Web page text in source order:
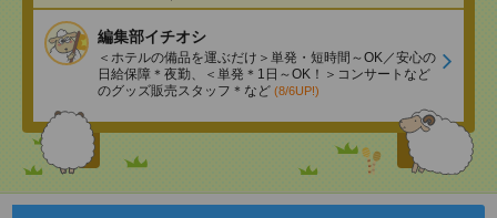
編集部イチオシ
＜ホテルの備品を運ぶだけ＞単発・短時間～OK／安心の
日給保障＊夜勤、＜単発＊1日～OK！＞コンサートなど
のグッズ販売スタッフ＊など (8/6UP!)